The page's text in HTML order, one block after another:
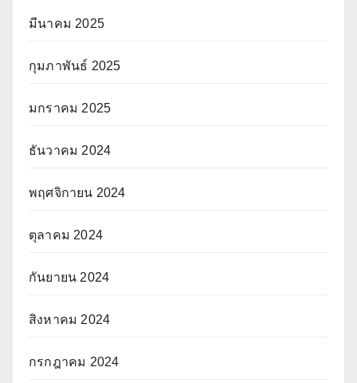
มีนาคม 2025
กุมภาพันธ์ 2025
มกราคม 2025
ธันวาคม 2024
พฤศจิกายน 2024
ตุลาคม 2024
กันยายน 2024
สิงหาคม 2024
กรกฎาคม 2024